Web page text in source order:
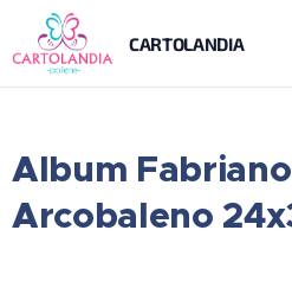
CARTOLANDIA
Album
Arcobaleno